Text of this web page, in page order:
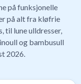
på funksjonelle
på alt fra kløfrie
til lune ulldresser,
og bambusull
2026.